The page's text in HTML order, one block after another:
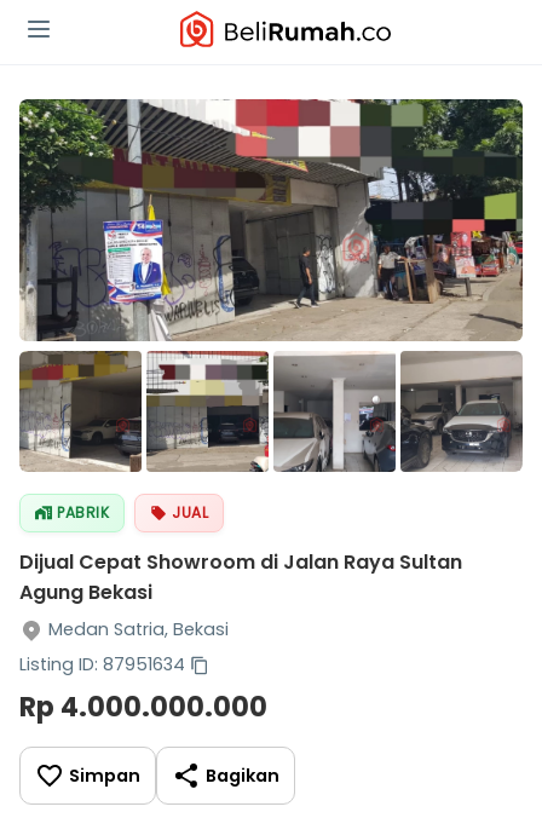
PABRIK JUAL
Dijual Cepat Showroom di Jalan Raya Sultan
Agung Bekasi
Medan Satria, Bekasi
Listing ID: 87951634
Rp 4.000.000.000
Simpan Bagikan